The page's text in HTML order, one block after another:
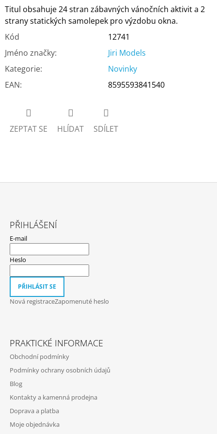
Titul obsahuje 24 stran zábavných vánočních aktivit a 2
strany statických samolepek pro výzdobu okna.
Kód
12741
Jméno značky:
Jiri Models
Kategorie:
Novinky
EAN: 8595593841540
ZEPTAT SE HLÍDAT SDÍLET
PŘIHLÁŠENÍ
E-mail
Heslo
PŘIHLÁSIT SE
Nová registraceZapomenuté heslo
PRAKTICKÉ INFORMACE
Obchodní podmínky
Podmínky ochrany osobních údajů
Blog
Kontakty a kamenná prodejna
Doprava a platba
Moje objednávka